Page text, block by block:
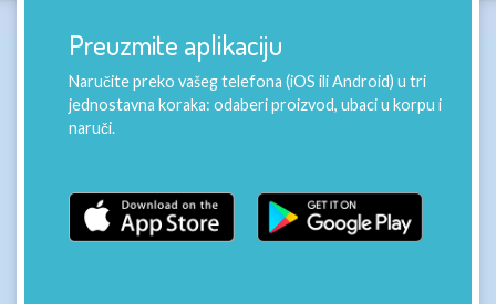
Preuzmite aplikaciju
Naručite preko vašeg telefona (iOS ili Android) u tri
jednostavna koraka: odaberi proizvod, ubaci u korpu i
naruči.